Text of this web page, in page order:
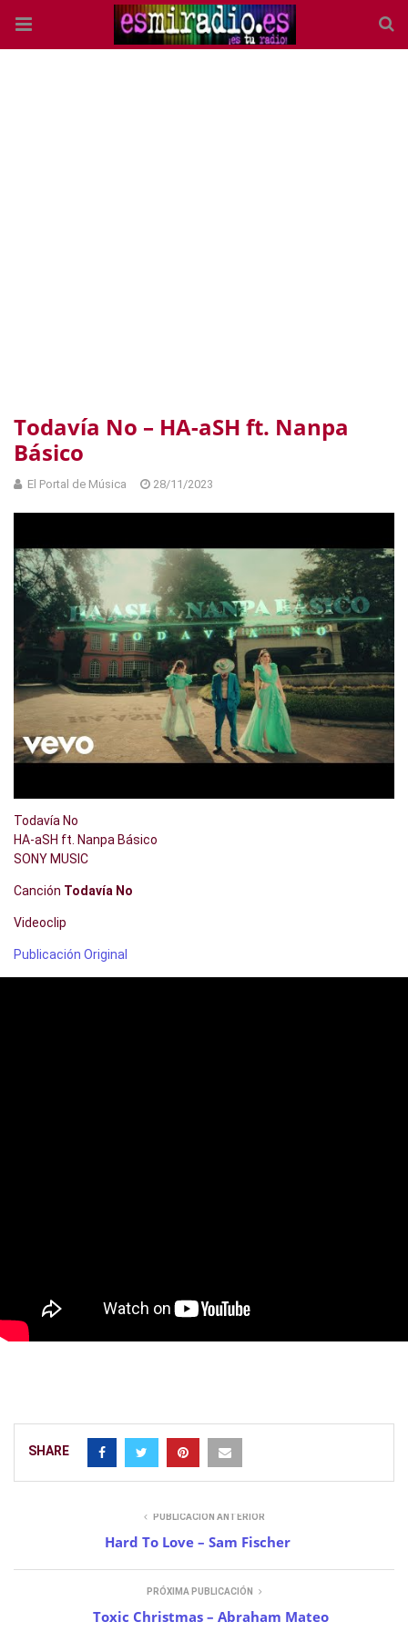
Todavía No – HA-aSH ft. Nanpa
Básico
El Portal de Música 28/11/2023
Todavía No
HA-aSH ft. Nanpa Básico
SONY MUSIC
Canción Todavía No
Videoclip
Publicación Original
SHARE
PUBLICACIÓN ANTERIOR
Hard To Love – Sam Fischer
PRÓXIMA PUBLICACIÓN
Toxic Christmas – Abraham Mateo